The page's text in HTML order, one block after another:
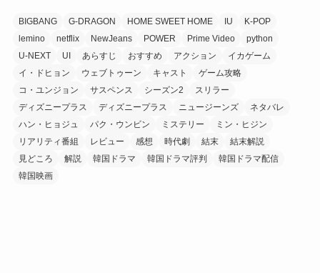
BIGBANG G-DRAGON HOME SWEET HOME IU
K-POP
lemino
netflix NewJeans POWER Prime Video
python
U-NEXT
UI あらすじ おすすめ アクション
イカゲーム
イ・ドヒョン
ウェブトゥーン キャスト
ゲーム攻略
コ・ユンジョン
サスペンス シーズン2
スリラー
ディズニープラス
ディズニープラス ニュージーンズ
ネタバレ
ハン・ヒョジュ
パク・ウンビン ミステリー
ミン・ヒジン
リアリティ番組
レビュー 感想 時代劇 結末
結末解説
見どころ
解説 韓国ドラマ 韓国ドラマ評判
韓国ドラマ配信
韓国映画